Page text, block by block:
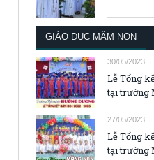
GIÁO DỤC MẦM NON
30/05/2023
Lễ Tổng
tại trường
27/05/2023
Lễ Tổng
tại trường